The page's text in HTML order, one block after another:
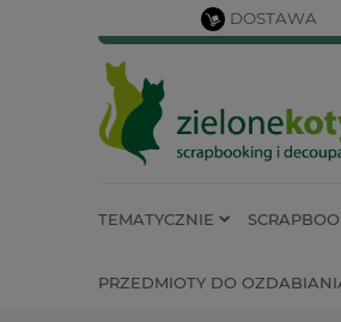
DOSTAWA
TEMATYCZNIE
PRZEDMIOTY DO